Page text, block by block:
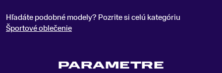
Hľadáte podobné modely? Pozrite si celú kategóriu
Športové oblečenie
PARAMETRE